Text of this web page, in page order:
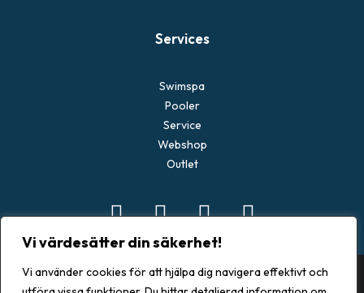
Vi värdesätter din säkerhet!
Vi använder cookies för att hjälpa dig navigera effektivt och
Services
Swimspa
Pooler
Service
Webshop
Outlet